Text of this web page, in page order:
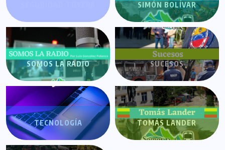
SIMÓN BOLÍVAR
SOMOS LA RADIO SUCESOS
TECNOLOGÍA TOMÁS LANDER